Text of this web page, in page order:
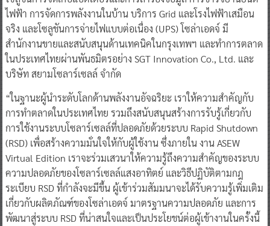
ไฟฟ้า การจัดการพลังงานในบ้าน บริการ Grid และโรงไฟฟ้าเสมือน
จริง และโซลูชันการจ่ายไฟแบบต่อเนื่อง (UPS) โซล่าเอดจ์ มี
สำนักงานขายและสนับสนุนด้านเทคนิคในกรุงเทพฯ และทำการตลาด
ในประเทศไทยผ่านพันธมิตรอย่าง SGT Innovation Co., Ltd. และ
บริษัท สยามโซลาร์เซลล์ จำกัด
“ในฐานะผู้นำระดับโลกด้านพลังงานอัจฉริยะ เราให้ความสำคัญกับ
การทำตลาดในประเทศไทย รวมถึงสนับสนุนสร้างการรับรู้เกี่ยวกับ
การใช้งานระบบโซลาร์เซลล์ที่ปลอดภัยด้วยระบบ Rapid Shutdown
(RSD) เพื่อสร้างความมั่นใจให้กับผู้ใช้งาน ซึ่งภายใน งาน ASEW
Virtual Edition เราจะร่วมเสวนาให้ความรู้ถึงความสำคัญของระบบ
ความปลอดภัยของโซลาร์เซลล์แสงอาทิตย์ และวิธีปฏิบัติตามกฎ
ระเบียบ RSD ที่กำลังจะมีขึ้น ผู้เข้าร่วมสัมมนาจะได้รับความรู้เพิ่มเติม
เกี่ยวกับผลิตภัณฑ์ของโซล่าเอดจ์ มาตรฐานความปลอดภัย และการ
พัฒนาสู่ระบบ RSD ที่น่าสนใจและเป็นประโยชน์ต่อผู้เข้างานในครั้งนี้